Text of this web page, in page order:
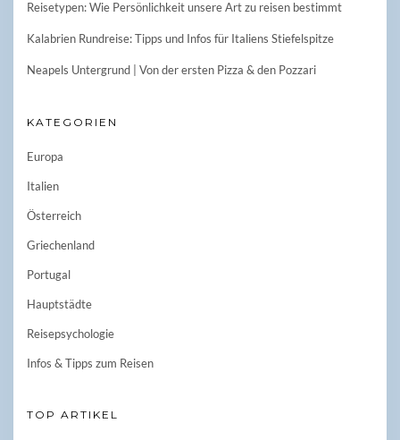
Reisetypen: Wie Persönlichkeit unsere Art zu reisen bestimmt
Kalabrien Rundreise: Tipps und Infos für Italiens Stiefelspitze
Neapels Untergrund | Von der ersten Pizza & den Pozzari
KATEGORIEN
Europa
Italien
Österreich
Griechenland
Portugal
Hauptstädte
Reisepsychologie
Infos & Tipps zum Reisen
TOP ARTIKEL